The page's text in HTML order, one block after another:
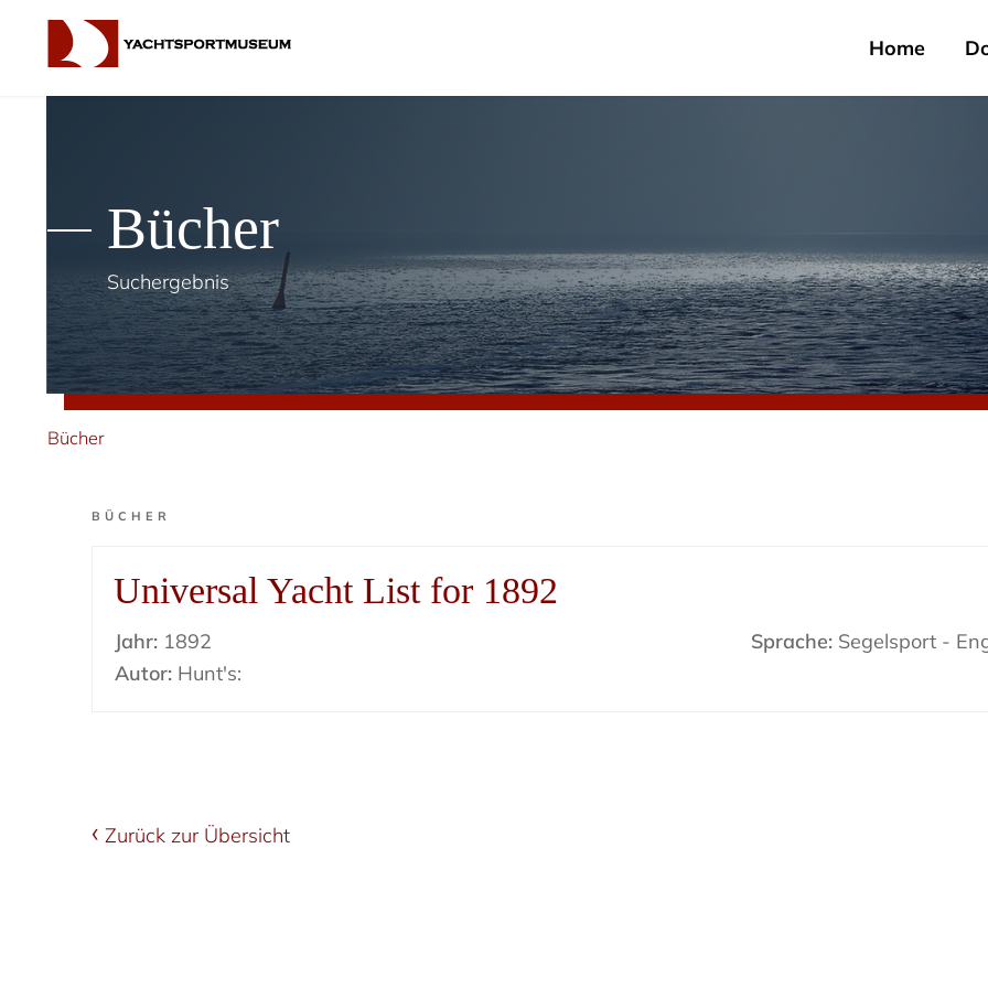
Home
Bücher
Suchergebnis
Bücher
BÜCHER
Universal Yacht List for 1892
Jahr: 1892 Sprache:Segelsport -
Autor: Hunt's:
Zurück zur Übersicht